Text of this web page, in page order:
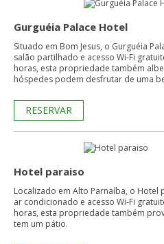
Gurguéia Palace Hotel
Situado em Bom Jesus, o Gurguéia
salão partilhado e acesso Wi-Fi
horas, esta propriedade também
hóspedes podem desfrutar de uma
RESERVAR
Hotel paraiso
Localizado em Alto Parnaíba, o
ar condicionado e acesso Wi-Fi
horas, esta propriedade também
tem um pátio.